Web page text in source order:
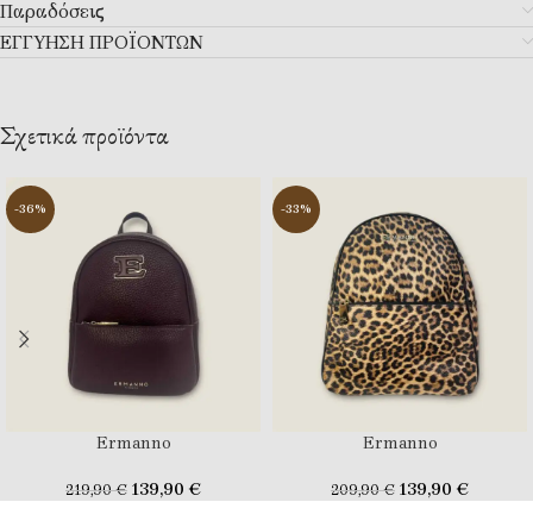
Παραδόσεις
ΕΓΓΥΗΣΗ ΠΡΟΪΟΝΤΩΝ
Σχετικά προϊόντα
-36%
Ermanno
219,90€ 139,90 €
-33%
Ermanno
209,90€ 139,90 €